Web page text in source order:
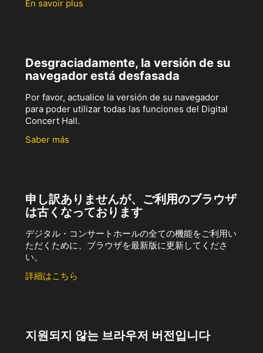
En savoir plus
Desgraciadamente, la versión de su
navegador está desfasada
Por favor, actualice la versión de su navegador
para poder utilizar todas las funciones del Digital
Concert Hall.
Saber más
申し訳ありませんが、ご利用のブラウザ
は古くなっております
デジタル・コンサートホールの全ての機能をご利用い
ただくために、ブラウザを最新版に更新してくださ
い。
詳細はこちら
지원되지 않는 브라우저 버전입니다